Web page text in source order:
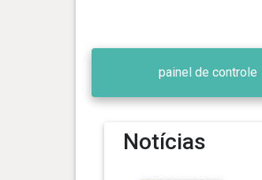
painel de controle
Notícias